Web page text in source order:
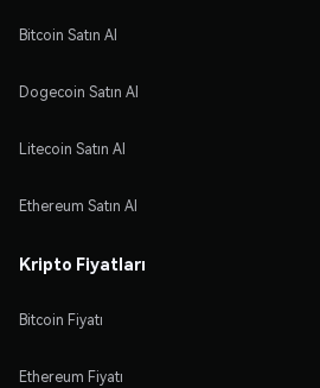
Bitcoin Satın Al
Dogecoin Satın Al
Litecoin Satın Al
Ethereum Satın Al
Kripto Fiyatları
Bitcoin Fiyatı
Ethereum Fiyatı